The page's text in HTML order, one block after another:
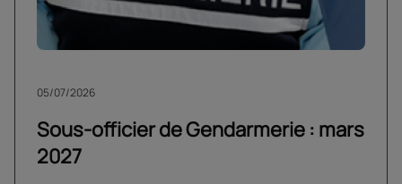
Sous-officier de Gendarmerie : mars
2027
05/07/2026